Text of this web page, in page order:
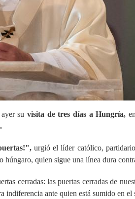
su visita de tres días a Hungría,
urgió el líder católico,
quien sigue una línea dura
cerradas: las puertas cerradas de
indiferencia ante quien está sumido en